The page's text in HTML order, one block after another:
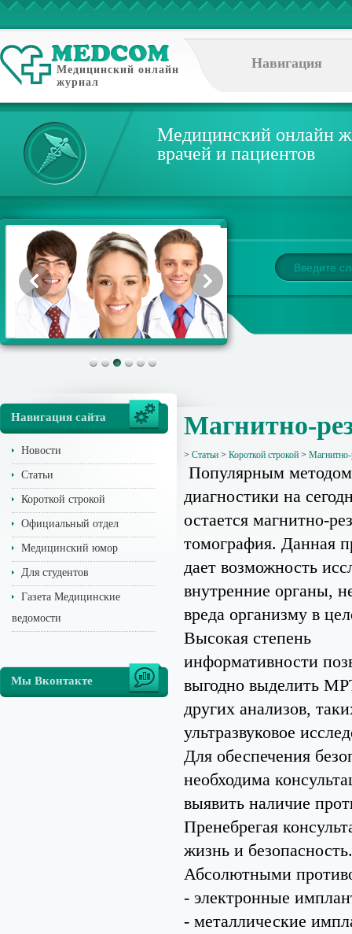
Медицинский онлайн
журнал
Навигация
Медицинский онлайн
врачей и пациентов
Навигация сайта
Новости
Статьи
Короткой строкой
Официальный отдел
Медицинский юмор
Для студентов
Газета Медицинские
ведомости
Мы Вконтакте
Магнитно-
> Статьи > Короткой строкой > Магнитно-
Популярным методом
диагностики на
остается магнитно-
томография. Данная
дает возможность
внутренние органы,
вреда организму в
Высокая степень
информативности
выгодно выделить
других анализов,
ультразвуковое
Для обеспечения
необходима
выявить наличие
Пренебрегая
жизнь и безопасность.
Абсолютными
- электронные
- металлические